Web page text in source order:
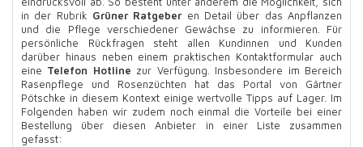
in der Rubrik Grüner Ratgeber en Detail über das Anpflanzen
und die Pflege verschiedener Gewächse zu informieren. Für
persönliche Rückfragen steht allen Kundinnen und Kunden
darüber hinaus neben einem praktischen Kontaktformular auch
eine Telefon Hotline zur Verfügung. Insbesondere im Bereich
Rasenpflege und Rosenzüchten hat das Portal von Gärtner
Pötschke in diesem Kontext einige wertvolle Tipps auf Lager. Im
Folgenden haben wir zudem noch einmal die Vorteile bei einer
Bestellung über diesen Anbieter in einer Liste zusammen
gefasst: